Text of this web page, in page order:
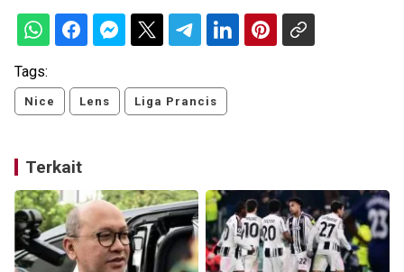
Tags:
Nice Lens Liga Prancis
Terkait